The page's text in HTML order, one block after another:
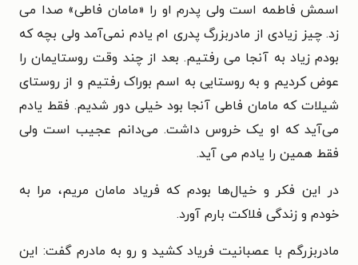
اسمش فاطمه است ولی پدرم او را «مامان فاطی» صدا می
زد. چیز زیادی از مادربزرگ پدری ام یادم نمی‌آمد ولی بچه که
بودم زیاد به آنجا می رفتیم. بعد از چند وقت روستایمان را
عوض کردیم و به روستایی به اسم بوراک رفتیم و از روستای
شیلات که مامان فاطی آنجا بود خیلی دور شدیم. فقط یادم
می‌آید که او یک خروس داشت. می‌دانم عجیب است ولی
فقط همین را یادم می آید.
در این فکر و خیال‌ها بودم که فریاد مامان مریم، مرا به
خودم و زندگی فلاکت بارم آورد.
مادربزرگم با عصبانیت فریاد کشید و رو به مادرم گفت: این